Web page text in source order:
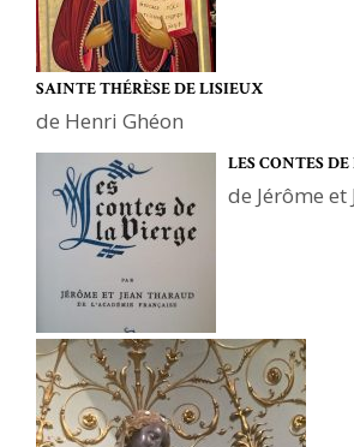
SAINTE THÉRÈSE DE LISIEUX
de Henri Ghéon
LES CONTES
de Jérôme